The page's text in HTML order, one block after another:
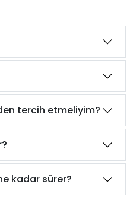
tercih etmeliyim?
kadar sürer?